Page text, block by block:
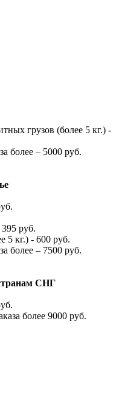
грузов (более 5 кг.) -
более – 5000 руб.
395 руб.
5 кг.) - 600 руб.
более – 7500 руб.
СНГ
более 9000 руб.